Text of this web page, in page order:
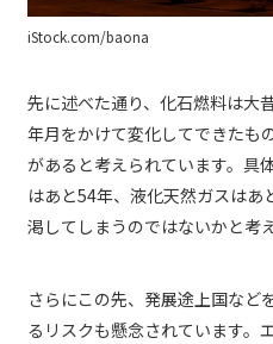
iStock.com/baona
先に述べた通り、化石燃料は大
年月をかけて変化してできたも
があると考えられています。具
はあと54年、液化天然ガスは
渇してしまうのではないかと考
さらにこの先、発展途上国など
るリスクも懸念されています。